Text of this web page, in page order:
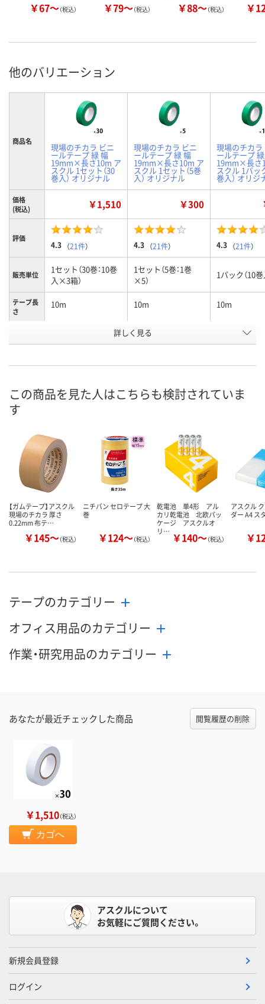
￥67～（税込） ￥79～（税込） ￥88～（税込） ￥
他のバリエーション
商品名
現場のチカラ ビニ
ールテープ 緑 幅
19mm×長さ10m ア
スクル 1セット（30
巻入） オリジナル
現場のチカラ ビニ
ールテープ 緑 幅
19mm×長さ10m ア
スクル 1セット（5巻
入） オリジナル
現場のチカラ
ールテープ
19mm×長さ
スクル 1パッ
巻入） オリジ
価格
(税込)
￥1,510 ￥300
評価
4.3 （21件） 4.3 （21件） 4.3 （21件）
販売単位
1セット（30巻：10巻
入×3箱）
1セット（5巻：1巻
×5）
1パック（10巻
テープ長
さ
10m 10m 10m
緑
号
お届け日
数量
カゴへ
数量
カゴへ
詳しく見る
この商品を見た人はこちらも検討されていま
す
【ガムテープ】アスクル
現場のチカラ 厚さ
0.22mm 布テ…
￥145～（税込）
ニチバン セロテープ 大
巻
￥124～（税込）
乾電池 単4形 アル
カリ乾電池 北欧パッ
ケージ アスクルオ
リ… ￥140～（税込）
アスクル
ダー A4 ス
￥
テープのカテゴリー
オフィス用品のカテゴリー
作業・研究用品のカテゴリー
あなたが最近チェックした商品 閲覧履歴の削除
￥1,510（税込）
カゴへ
アスクルについて
お気軽にご質問ください。
新規会員登録
ログイン